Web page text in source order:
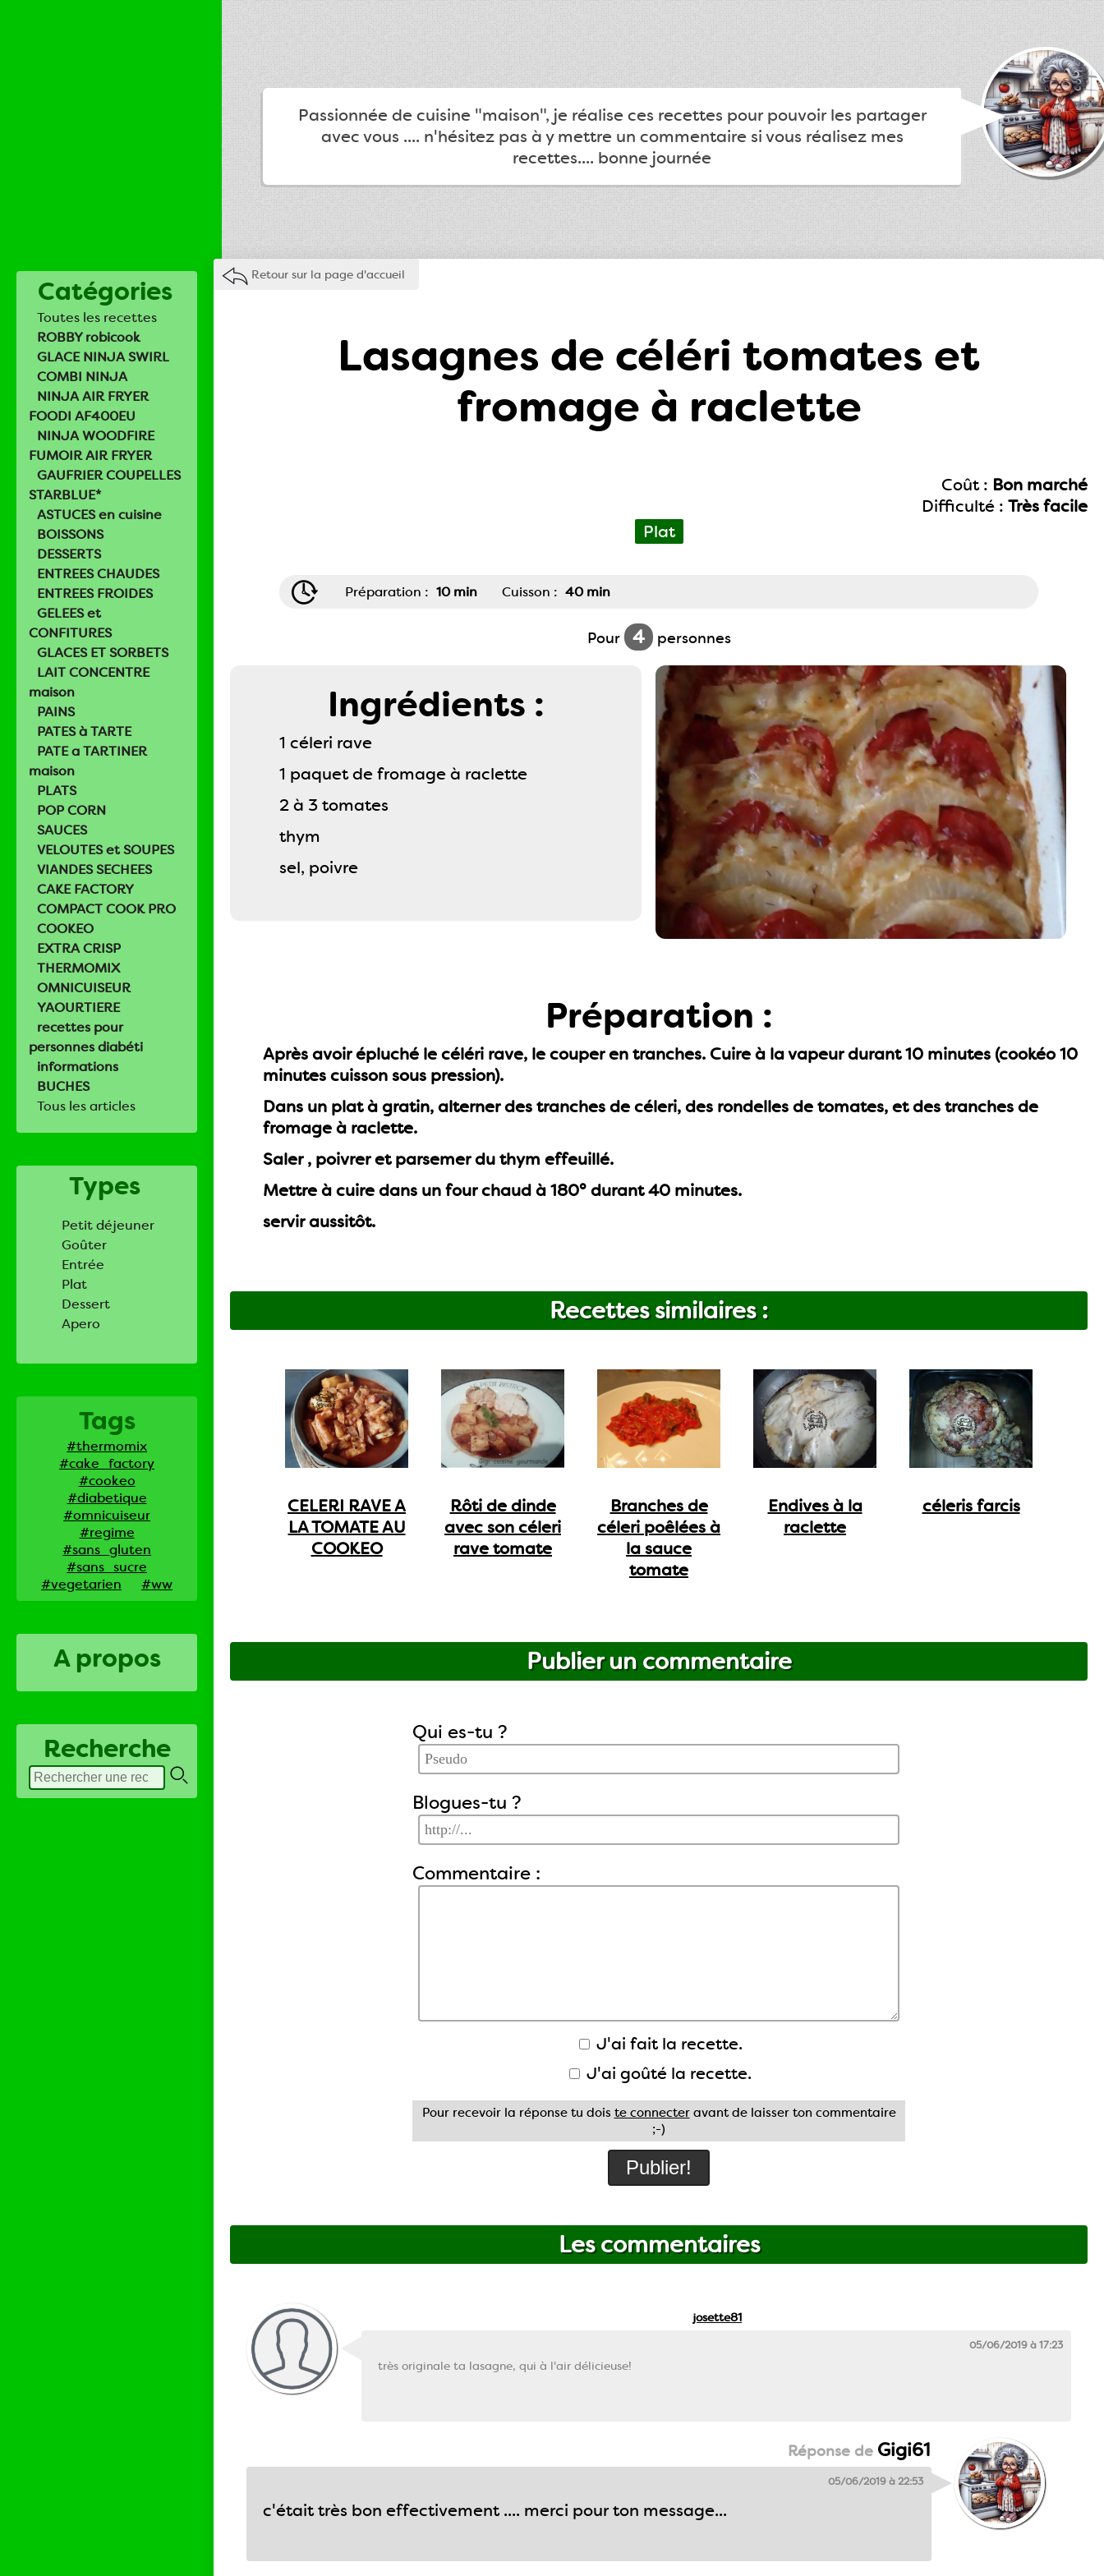
Passionnée de cuisine "maison", je réalise ces recettes pour pouvoir les partager
avec vous .... n'hésitez pas à y mettre un commentaire si vous réalisez mes
recettes.... bonne journée
Catégories
Toutes les recettes
ROBBY robicook
GLACE NINJA SWIRL
COMBI NINJA
NINJA AIR FRYER
FOODI AF400EU
NINJA WOODFIRE
FUMOIR AIR FRYER
GAUFRIER COUPELLES
STARBLUE*
ASTUCES en cuisine
BOISSONS
DESSERTS
ENTREES CHAUDES
ENTREES FROIDES
GELEES et
CONFITURES
GLACES ET SORBETS
LAIT CONCENTRE
maison
PAINS
PATES à TARTE
PATE a TARTINER
maison
PLATS
POP CORN
SAUCES
VELOUTES et SOUPES
VIANDES SECHEES
CAKE FACTORY
COMPACT COOK PRO
COOKEO
EXTRA CRISP
THERMOMIX
OMNICUISEUR
YAOURTIERE
recettes pour
personnes diabéti
informations
BUCHES
Tous les articles
Types
Petit déjeuner
Goûter
Entrée
Plat
Dessert
Apero
Tags
#thermomix
#cake_factory
#cookeo
#diabetique
#omnicuiseur
#regime
#sans_gluten
#sans_sucre
#vegetarien
#ww
A propos
Recherche
Retour sur la page d'accueil
Lasagnes de céléri tomates et
fromage à raclette
Coût : Bon marché
Difficulté : Très facile
Plat
Préparation : 10 min Cuisson : 40 min
Pour 4 personnes
Ingrédients :
1 céleri rave
1 paquet de fromage à raclette
2 à 3 tomates
thym
sel, poivre
Préparation :
Après avoir épluché le céléri rave, le couper en tranches. Cuire à la vapeur durant 10 minutes (cookéo 10
minutes cuisson sous pression).
Dans un plat à gratin, alterner des tranches de céleri, des rondelles de tomates, et des tranches de
fromage à raclette.
Saler , poivrer et parsemer du thym effeuillé.
Mettre à cuire dans un four chaud à 180° durant 40 minutes.
servir aussitôt.
Recettes similaires :
CELERI RAVE A
LA TOMATE AU
COOKEO
Rôti de dinde
avec son céleri
rave tomate
Branches de
céleri poêlées à
la sauce
tomate
Endives à la
raclette
céleris farcis
Publier un commentaire
Qui es-tu ?
Blogues-tu ?
Commentaire :
J'ai fait la recette.
J'ai goûté la recette.
Pour recevoir la réponse tu dois te connecteravant de laisser ton commentaire
;-)
Les commentaires
josette81
05/06/2019 à 17:23
très originale ta lasagne, qui à l'air délicieuse!
Gigi61
05/06/2019 à 22:53
c'était très bon effectivement .... merci pour ton message...